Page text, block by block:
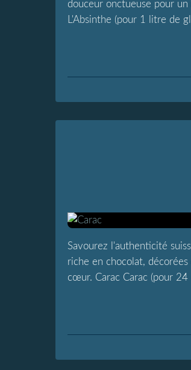
douceur onctueuse pour
L'Absinthe (pour 1 litre de
Savourez l'authenticité
riche en chocolat,
cœur. Carac Carac (pour